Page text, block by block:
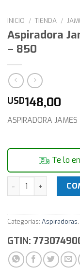
INICIO / TIENDA /
Aspiradora
– 850
USD148,00
ASPIRADORA
Te lo
Aspiradora James
Categorías: Aspiradoras,
GTIN: